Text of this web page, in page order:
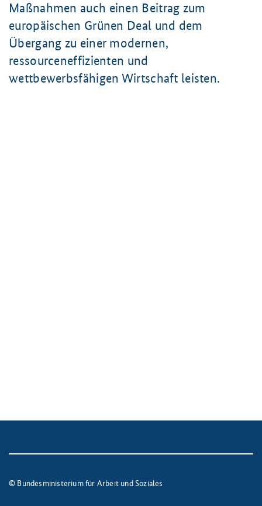
Maßnahmen auch einen Beitrag zum
europäischen Grünen Deal und dem
Übergang zu einer modernen,
ressourceneffizienten und
wettbewerbsfähigen Wirtschaft leisten.
© Bundesministerium für Arbeit und Soziales